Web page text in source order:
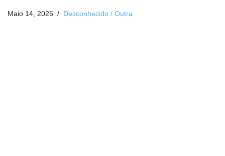
Maio 14, 2026 Desconhecido / Outra